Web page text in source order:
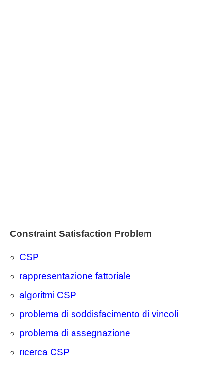
Constraint Satisfaction Problem
CSP
rappresentazione fattoriale
algoritmi CSP
problema di soddisfacimento di vincoli
problema di assegnazione
ricerca CSP